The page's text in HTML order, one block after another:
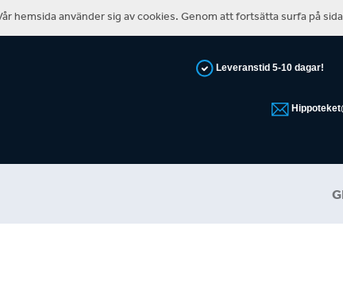
Leveranstid 5-10 dagar!
hemsida använder sig av cookies. Genom att fortsätta surfa på